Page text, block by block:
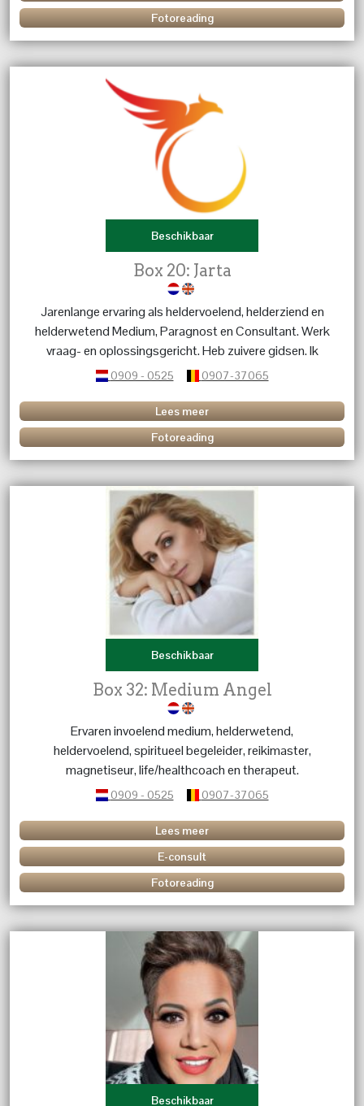
Fotoreading
Beschikbaar
Box 20: Jarta
Jarenlange ervaring als heldervoelend, helderziend en
helderwetend Medium, Paragnost en Consultant. Werk
vraag- en oplossingsgericht. Heb zuivere gidsen. Ik
luister, inspireer, maak mensen blij en krachtig en help
0909 - 0525 0907-37065
Lees meer
Fotoreading
Beschikbaar
Box 32: Medium Angel
Ervaren invoelend medium, helderwetend,
heldervoelend, spiritueel begeleider, reikimaster,
magnetiseur, life/healthcoach en therapeut.
0909 - 0525 0907-37065
Lees meer
E-consult
Fotoreading
Beschikbaar